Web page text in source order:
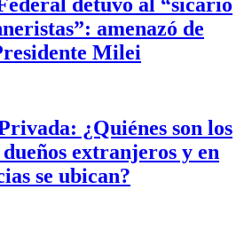
detuvo al “sicario
amenazó de
Milei
¿Quiénes son los
extranjeros y en
se ubican?